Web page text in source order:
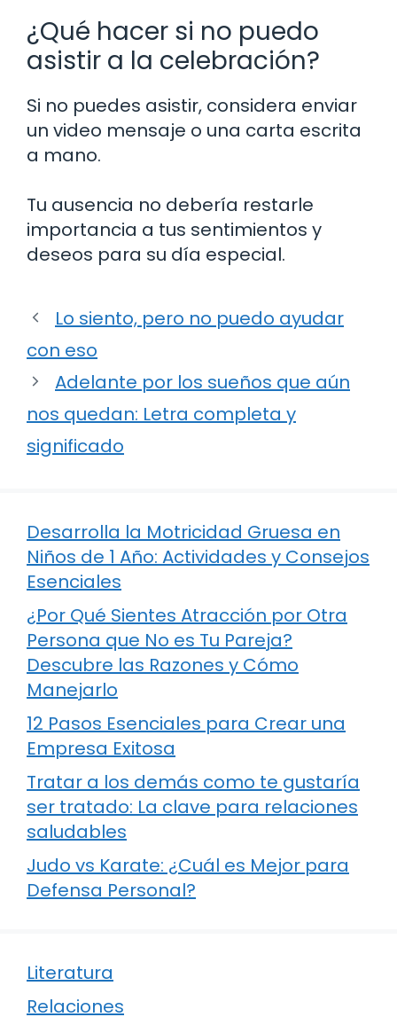
¿Qué hacer si no puedo
asistir a la celebración?
Si no puedes asistir, considera enviar
un video mensaje o una carta escrita
a mano.
Tu ausencia no debería restarle
importancia a tus sentimientos y
deseos para su día especial.
Lo siento, pero no puedo ayudar
con eso
Adelante por los sueños que aún
nos quedan: Letra completa y
significado
Desarrolla la Motricidad Gruesa en
Niños de 1 Año: Actividades y Consejos
Esenciales
¿Por Qué Sientes Atracción por Otra
Persona que No es Tu Pareja?
Descubre las Razones y Cómo
Manejarlo
12 Pasos Esenciales para Crear una
Empresa Exitosa
Tratar a los demás como te gustaría
ser tratado: La clave para relaciones
saludables
Judo vs Karate: ¿Cuál es Mejor para
Defensa Personal?
Literatura
Relaciones